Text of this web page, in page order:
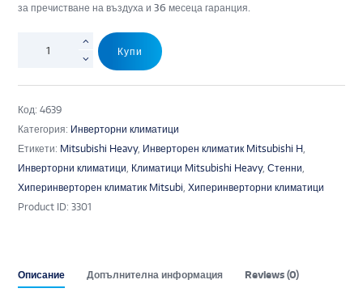
за пречистване на въздуха и 36 месеца гаранция.
Купи
Код:4639
Категория: Инверторни климатици
Етикети: Mitsubishi Heavy, Инверторен климатик Mitsubishi H,
Инверторни климатици, Климатици Mitsubishi Heavy,Стенни,
Хиперинверторен климатик Mitsubi,Хиперинверторни климатици
Product ID:3301
Описание Допълнителна информация Reviews (0)